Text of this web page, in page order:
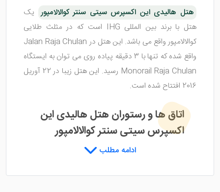
هتل هالیدی این اکسپرس سیتی سنتر کوالالامپور یک
هتل با برند بین المللی IHG است که در مثلث طلایی
کوالالامپور واقع می باشد. این هتل در Jalan Raja Chulan
واقع شده که تنها با 3 دقیقه پیاده روی می توان به ایستگاه
Monorail Raja Chulan رسید. این هتل زیبا در 22 آوریل
2016 افتتاح شده است.
اتاق ها و رستوران هتل هالیدی این
اکسپرس سیتی سنتر کوالالامپور
ترین اتاق ها را در اختیار دارد که با بهره گیری از بهترین
ادامه مطلب